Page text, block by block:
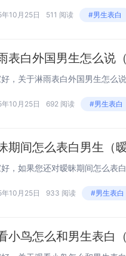
10月25日 511 阅读 #男生表白
表白外国男生怎么说
10月25日 692 阅读 #男生表白
期间怎么表白男生（
10月25日 933 阅读 #男生表白
小鸟怎么和男生表白